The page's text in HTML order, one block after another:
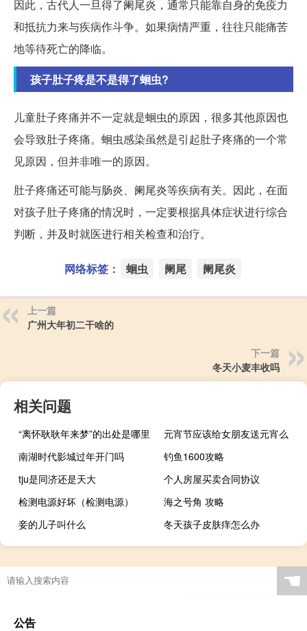
因此，古代人一旦得了阑尾炎，通常只能靠自身的免疫力
和抵抗力来与疾病作斗争。如果病情严重，往往只能痛苦
地等待死亡的降临。
孩子肚子疼是不是得了蛔虫?
儿童肚子疼痛并不一定就是蛔虫的原因，很多其他原因也
会导致肚子疼痛。蛔虫感染虽然是引起肚子疼痛的一个常
见原因，但并非唯一的原因。
肚子疼痛还可能与肠炎、阑尾炎等疾病有关。因此，在面
对孩子肚子疼痛的情况时，一定要根据具体症状进行综合
判断，并及时就医进行相关检查和治疗。
网络标签： 蛔虫 阑尾 阑尾炎
上一篇
广州大年初二干啥的
下一篇
冬天小麦丰收吗
相关问题
“离怀耿耿年来梦”的出处是哪里
元宵节应该给女朋友送元宵么
南湖时代影城过年开门吗
钓鱼1600攻略
tju是同济还是天大
个人房屋买卖合同协议
检测电源好坏（检测电源）
海之号角 攻略
妾的儿子叫什么
冬天孩子皮肤痒怎么办
☚
公告